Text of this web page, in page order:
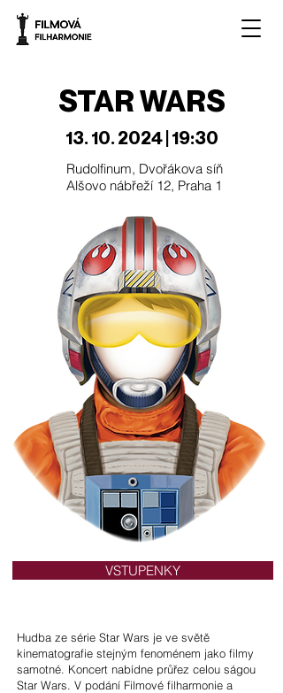
STAR WARS
13. 10. 2024| 19:30
Rudolfinum, Dvořákova síň
Alšovo nábřeží 12, Praha 1
VSTUPENKY
Hudba ze série Star Wars je ve světě
kinematografie stejným fenoménem jako filmy
samotné. Koncert nabídne průřez celou ságou
Star Wars. V podání Filmové filharmonie a